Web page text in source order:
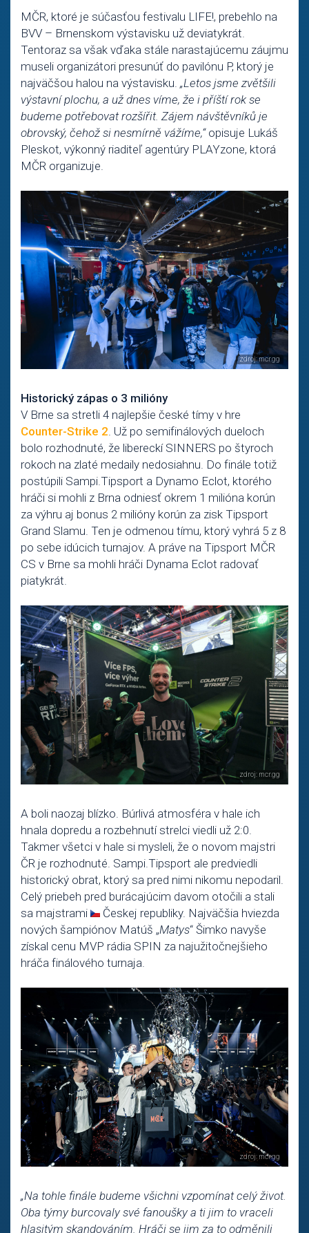
MČR, ktoré je súčasťou festivalu LIFE!, prebehlo na
BVV – Brnenskom výstavisku už deviatykrát.
Tentoraz sa však vďaka stále narastajúcemu záujmu
museli organizátori presunúť do pavilónu P, ktorý je
najväčšou halou na výstavisku. „Letos jsme zvětšili
výstavní plochu, a už dnes víme, že i příští rok se
budeme potřebovat rozšířit. Zájem návštěvníků je
obrovský, čehož si nesmírně vážíme,“opisuje Lukáš
Pleskot, výkonný riaditeľ agentúry PLAYzone, ktorá
MČR organizuje.
Historický zápas o 3 milióny
V Brne sa stretli 4 najlepšie české tímy v hre
Counter-Strike 2. Už po semifinálových dueloch
bolo rozhodnuté, že libereckí SINNERS po štyroch
rokoch na zlaté medaily nedosiahnu. Do finále totiž
postúpili Sampi.Tipsport a Dynamo Eclot, ktorého
hráči si mohli z Brna odniesť okrem 1 milióna korún
za výhru aj bonus 2 milióny korún za zisk Tipsport
Grand Slamu. Ten je odmenou tímu, ktorý vyhrá 5 z 8
po sebe idúcich turnajov. A práve na Tipsport MČR
CS v Brne sa mohli hráči Dynama Eclot radovať
piatykrát.
A boli naozaj blízko. Búrlivá atmosféra v hale ich
hnala dopredu a rozbehnutí strelci viedli už 2:0.
Takmer všetci v hale si mysleli, že o novom majstri
ČR je rozhodnuté. Sampi.Tipsport ale predviedli
historický obrat, ktorý sa pred nimi nikomu nepodaril.
Celý priebeh pred burácajúcim davom otočili a stali
sa majstrami
Českej republiky. Najväčšia hviezda
nových šampiónov Matúš „Matys“ Šimko navyše
získal cenu MVP rádia SPIN za najužitočnejšieho
hráča finálového turnaja.
„Na tohle finále budeme všichni vzpomínat celý život.
Oba týmy burcovaly své fanoušky a ti jim to vraceli
hlasitým skandováním. Hráči se jim za to odměnili